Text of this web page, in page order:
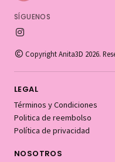
SÍGUENOS
Copyright Anita3D 2026.
LEGAL
Términos y Condiciones
Politica de reembolso
Política de privacidad
NOSOTROS